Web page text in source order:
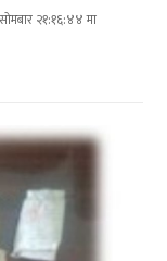
२१:१६:४४ मा